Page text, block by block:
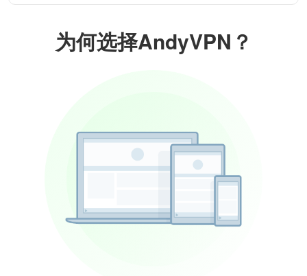
为何选择AndyVPN？